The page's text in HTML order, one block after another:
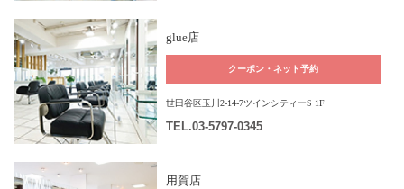
glue店
クーポン・ネット予約
世田谷区玉川2-14-7ツインシティーS 1F
TEL.03-5797-0345
用賀店